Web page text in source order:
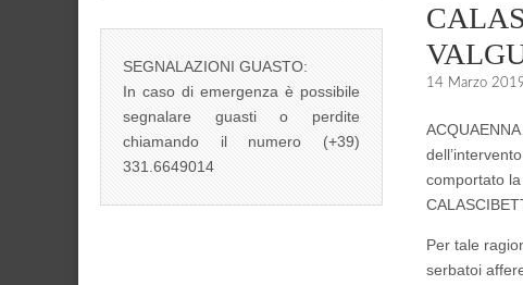
14 Marzo
comportato la
Per tale
serbatoi
SEGNALAZIONI GUASTO:
In caso di emergenza è possibile
segnalare guasti o perdite
chiamando il numero (+39)
331.6649014